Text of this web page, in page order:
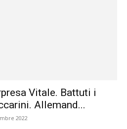
Vitale. Battuti i
Allemand...
2022